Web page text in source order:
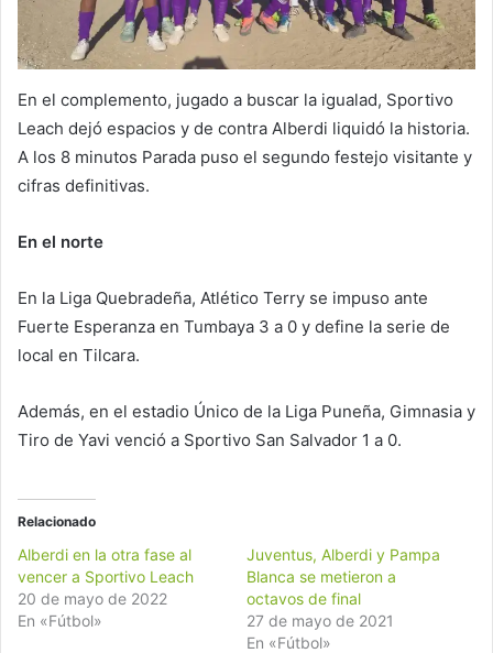
En el complemento, jugado a buscar la igualad, Sportivo
Leach dejó espacios y de contra Alberdi liquidó la historia.
A los 8 minutos Parada puso el segundo festejo visitante y
cifras definitivas.
En el norte
En la Liga Quebradeña, Atlético Terry se impuso ante
Fuerte Esperanza en Tumbaya 3 a 0 y define la serie de
local en Tilcara.
Además, en el estadio Único de la Liga Puneña, Gimnasia y
Tiro de Yavi venció a Sportivo San Salvador 1 a 0.
Relacionado
Alberdi en la otra fase al
vencer a Sportivo Leach
20 de mayo de 2022
En «Fútbol»
Juventus, Alberdi y Pampa
Blanca se metieron a
octavos de final
27 de mayo de 2021
En «Fútbol»